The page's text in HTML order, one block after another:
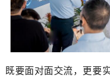
既要面对面交流，更要